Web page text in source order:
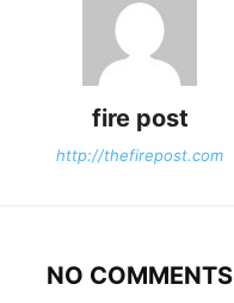
fire post
http://thefirepost.com
NO COMMENTS